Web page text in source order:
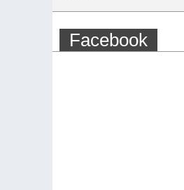
Facebook